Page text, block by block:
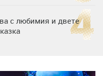
с любимия и двете
песен